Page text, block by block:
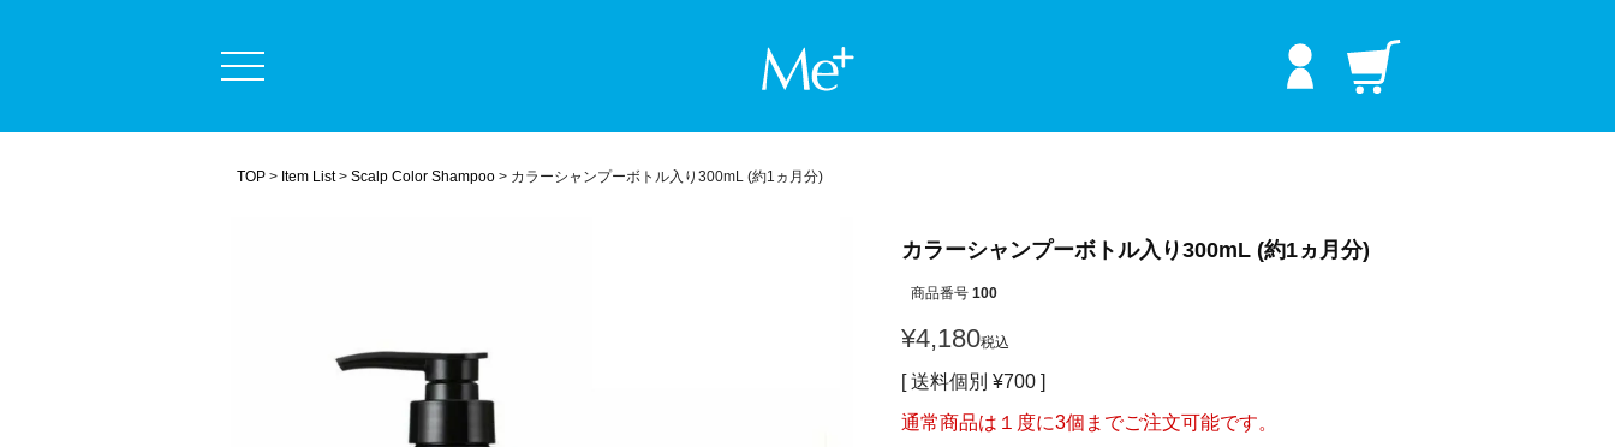
商品一覧
ミープラスについて
TOP Item List Scalp Color Shampoo カラーシャンプーボトル入り300mL (約1ヵ月分)
カラーシャンプーボトル入り300mL (約1ヵ月分)
商品番号 100
¥4,180税込
送料個別 ¥700
通常商品は１度に3個までご注文可能です。